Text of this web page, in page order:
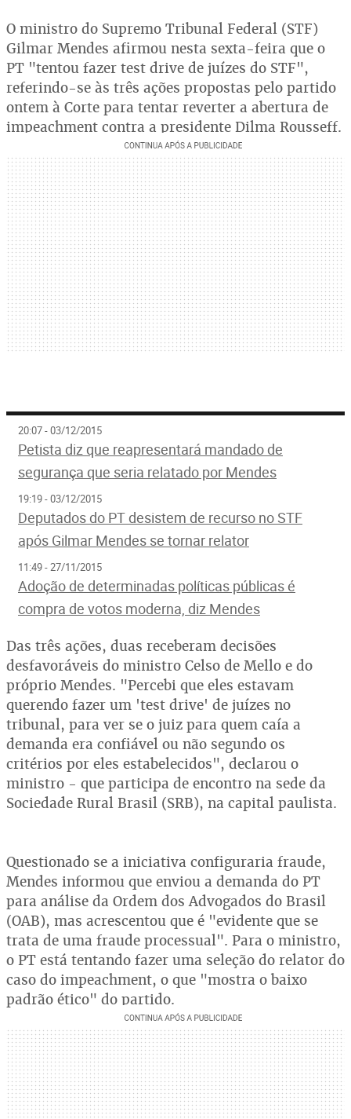
O ministro do Supremo Tribunal Federal (STF)
Gilmar Mendes afirmou nesta sexta-feira que o
PT "tentou fazer test drive de juízes do STF",
referindo-se às três ações propostas pelo partido
ontem à Corte para tentar reverter a abertura de
impeachment contra a presidente Dilma Rousseff.
20:07 - 03/12/2015
Petista diz que reapresentará mandado de
segurança que seria relatado por Mendes
19:19 - 03/12/2015
Deputados do PT desistem de recurso no STF
após Gilmar Mendes se tornar relator
11:49 - 27/11/2015
Adoção de determinadas políticas públicas é
compra de votos moderna, diz Mendes
Das três ações, duas receberam decisões
desfavoráveis do ministro Celso de Mello e do
próprio Mendes. "Percebi que eles estavam
querendo fazer um 'test drive' de juízes no
tribunal, para ver se o juiz para quem caía a
demanda era confiável ou não segundo os
critérios por eles estabelecidos", declarou o
ministro - que participa de encontro na sede da
Sociedade Rural Brasil (SRB), na capital paulista.
Questionado se a iniciativa configuraria fraude,
Mendes informou que enviou a demanda do PT
para análise da Ordem dos Advogados do Brasil
(OAB), mas acrescentou que é "evidente que se
trata de uma fraude processual". Para o ministro,
o PT está tentando fazer uma seleção do relator do
caso do impeachment, o que "mostra o baixo
padrão ético" do partido.